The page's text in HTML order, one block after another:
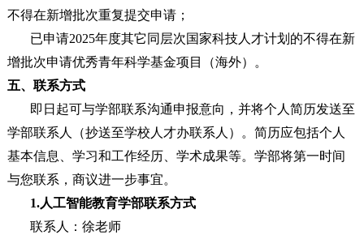
不得在新增批次重复提交申请；
已申请2025年度其它同层次国家科技人才计划的不得在新
增批次申请优秀青年科学基金项目（海外）。
五、联系方式
即日起可与学部联系沟通申报意向，并将个人简历发送至
学部联系人（抄送至学校人才办联系人）。简历应包括个人
基本信息、学习和工作经历、学术成果等。学部将第一时间
与您联系，商议进一步事宜。
1.人工智能教育学部联系方式
联系人：徐老师